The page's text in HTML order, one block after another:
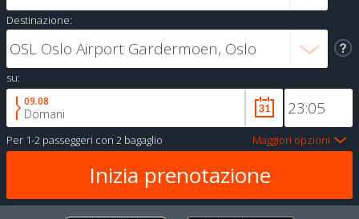
Destinazione:
su:
09.08
Domani
Per 1-2 passeggeri con 2 bagaglio Maggiori opzioni